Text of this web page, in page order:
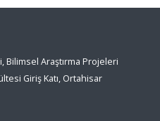
Bilimsel Araştırma Projeleri
Giriş Katı, Ortahisar